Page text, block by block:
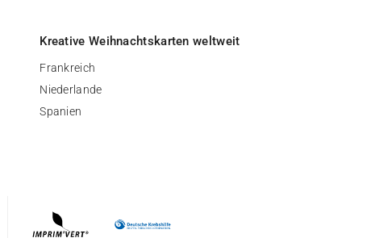
Kreative Weihnachtskarten weltweit
Frankreich
Niederlande
Spanien